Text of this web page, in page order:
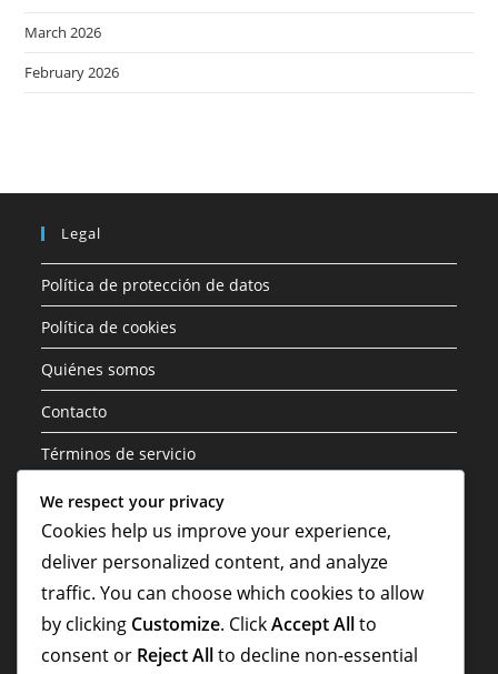
March 2026
February 2026
Legal
Política de protección de datos
Política de cookies
Quiénes somos
Contacto
Términos de servicio
Categorías
Aspectos Destacados de la Carrera
Contribuciones Internacionales
We respect your privacy
Cookies help us improve your experience,
deliver personalized content, and analyze
traffic. You can choose which cookies to allow
by clicking Customize. ClickAccept Allto
consent or Reject Allto decline non-essential